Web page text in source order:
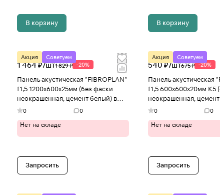
В корзину В корзину
Акция Советуем
1 464 ₽/шт1 829 ₽ -20%
Панель акустическая "FIBROPLAN"
f1,5 1200х600х25мм (без фаски
неокрашенная, цемент белый) в
Иваново
0 0
Нет на складе
Запросить
Акция Советуем
540 ₽/шт675 ₽ -20%
Панель акустическая
f1,5 600х600х20мм К5
неокрашенная,
Иваново
0 0
Нет на складе
Запросить